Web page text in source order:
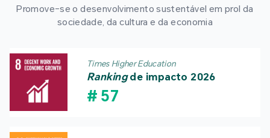
Promove-se o desenvolvimento sustentável em prol da
sociedade, da cultura e da economia
Times Higher Education
Rankingde impacto 2026
# 57